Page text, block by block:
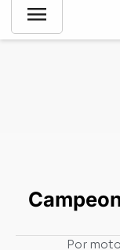
menu
Notícias
Por